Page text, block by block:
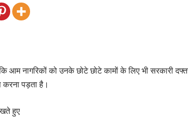
आम नागरिकों को उनके छोटे छोटे कामों के लिए भी सरकारी
करना पड़ता है।
हुए